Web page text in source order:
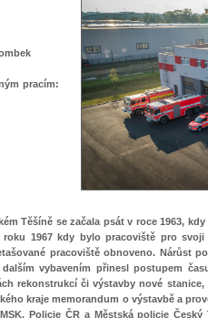
pracím:
Těšíně se začala psát v roce 1963,
1967 kdy bylo pracoviště pro
pracoviště obnoveno. Nárůst
vybavením přinesl postupem
rekonstrukcí či výstavby nové
kraje memorandum o výstavbě a
Policie ČR a Městská policie